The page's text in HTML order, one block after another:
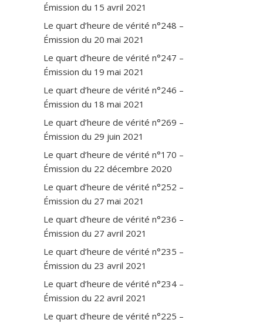
Émission du 15 avril 2021
Le quart d’heure de vérité n°248 –
Émission du 20 mai 2021
Le quart d’heure de vérité n°247 –
Émission du 19 mai 2021
Le quart d’heure de vérité n°246 –
Émission du 18 mai 2021
Le quart d’heure de vérité n°269 –
Émission du 29 juin 2021
Le quart d’heure de vérité n°170 –
Émission du 22 décembre 2020
Le quart d’heure de vérité n°252 –
Émission du 27 mai 2021
Le quart d’heure de vérité n°236 –
Émission du 27 avril 2021
Le quart d’heure de vérité n°235 –
Émission du 23 avril 2021
Le quart d’heure de vérité n°234 –
Émission du 22 avril 2021
Le quart d’heure de vérité n°225 –